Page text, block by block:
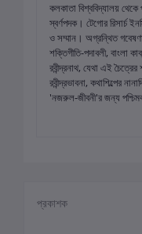
কলকাতা বিশ্ববিদ্যালয়
স্বর্ণপদক। টেগোর রিসার্চ
ও সম্মান। অগ্রন্থিত
শক্তিগীতি-পদাবলী, বাংলা
রবীন্দ্রনাথ, যেথা এই
রবীন্দ্রভাবনা, কথাশিল্পের
'নজরুল-জীবনী'র জন্য
প্রকাশক